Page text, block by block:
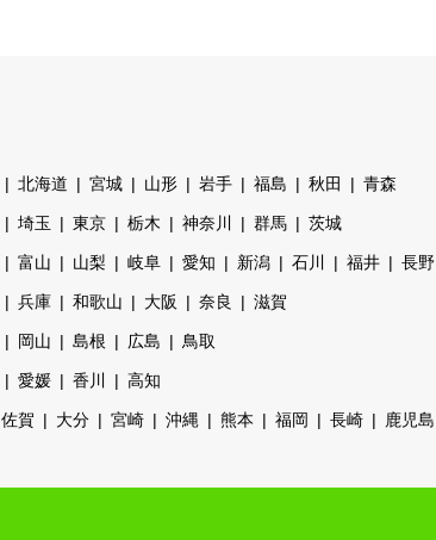
北海道 宮城 山形 岩手 福島 秋田 青森
埼玉 東京 栃木 神奈川 群馬 茨城
富山 山梨 岐阜 愛知 新潟 石川 福井 長野
兵庫 和歌山 大阪 奈良 滋賀
岡山 島根 広島 鳥取
愛媛 香川 高知
佐賀 大分 宮崎 沖縄 熊本 福岡 長崎 鹿児島